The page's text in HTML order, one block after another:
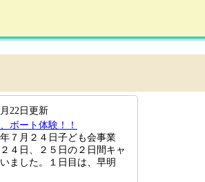
22日更新
ボート体験！！
７月２４日子ども会事業
４日、２５日の２日間キャ
ました。１日目は、早明